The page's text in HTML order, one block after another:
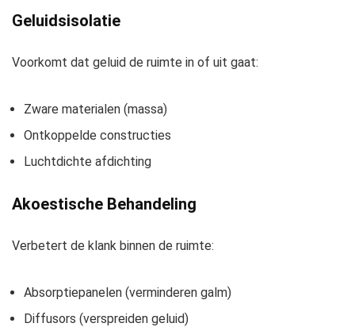
Geluidsisolatie
Voorkomt dat geluid de ruimte in of uit gaat:
Zware materialen (massa)
Ontkoppelde constructies
Luchtdichte afdichting
Akoestische Behandeling
Verbetert de klank binnen de ruimte:
Absorptiepanelen (verminderen galm)
Diffusors (verspreiden geluid)